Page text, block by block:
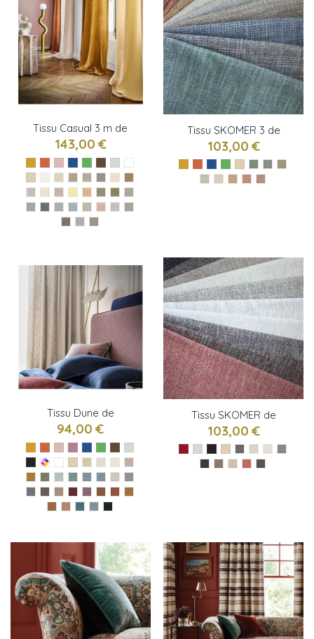
Tissu Casual 3 m de
Casamance
143,00 €
Tissu SKOMER 3 de
Osborne & little
103,00 €
Tissu Dune de
Casamance
94,00 €
Tissu SKOMER de
Osborne & little
103,00 €